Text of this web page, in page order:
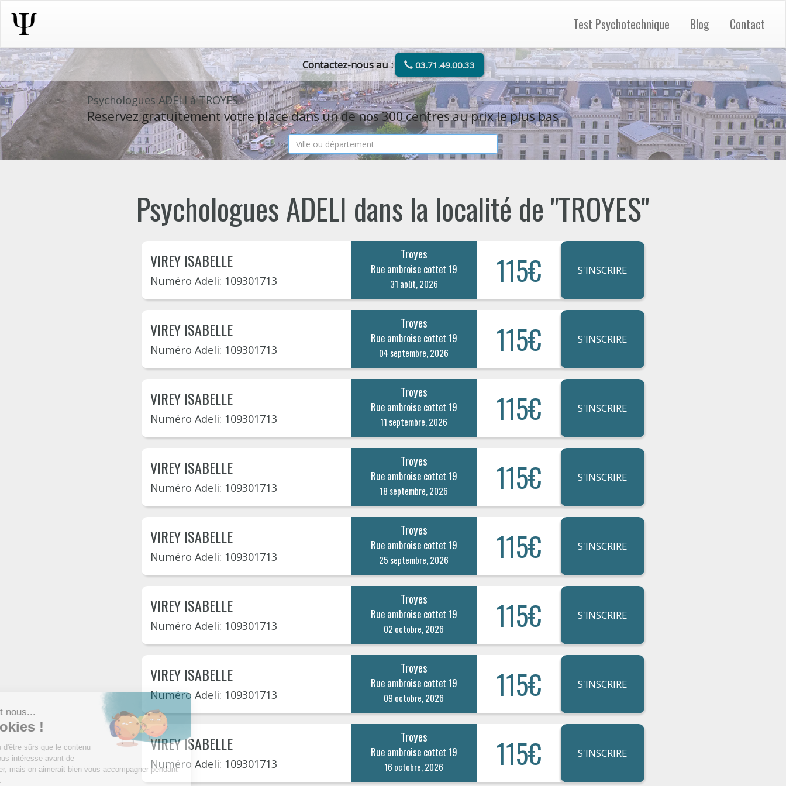
Test Psychotechnique Blog Contact
Contactez-nous au : 03.71.49.00.33
Psychologues ADELI à TROYES
Reservez gratuitement votre place dans un de nos 300 centres au prix le plus bas
Psychologues ADELI dans la localité de "TROYES"
VIREY ISABELLE
Numéro Adeli: 109301713
Troyes
Rue ambroise cottet 19
31 août, 2026 115€ S'INSCRIRE
VIREY ISABELLE
Numéro Adeli: 109301713
Troyes
Rue ambroise cottet 19
04 septembre, 2026 115€ S'INSCRIRE
VIREY ISABELLE
Numéro Adeli: 109301713
Troyes
Rue ambroise cottet 19
11 septembre, 2026 115€ S'INSCRIRE
VIREY ISABELLE
Numéro Adeli: 109301713
Troyes
Rue ambroise cottet 19
18 septembre, 2026 115€ S'INSCRIRE
VIREY ISABELLE
Numéro Adeli: 109301713
Troyes
Rue ambroise cottet 19
25 septembre, 2026 115€ S'INSCRIRE
VIREY ISABELLE
Numéro Adeli: 109301713
Troyes
Rue ambroise cottet 19
02 octobre, 2026 115€ S'INSCRIRE
VIREY ISABELLE
Numéro Adeli: 109301713
Troyes
Rue ambroise cottet 19
09 octobre, 2026 115€ S'INSCRIRE
VIREY ISABELLE
Numéro Adeli: 109301713
Troyes
Rue ambroise cottet 19
16 octobre, 2026 115€ S'INSCRIRE